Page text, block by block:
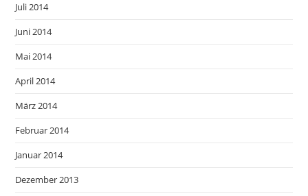
Juli 2014
Juni 2014
Mai 2014
April 2014
März 2014
Februar 2014
Januar 2014
Dezember 2013